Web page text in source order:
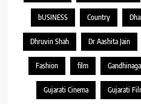
bUSINESS Country
Dhruvin Shah Dr Aashita Jain
Fashion film
Gujarati Cinema Gujarati